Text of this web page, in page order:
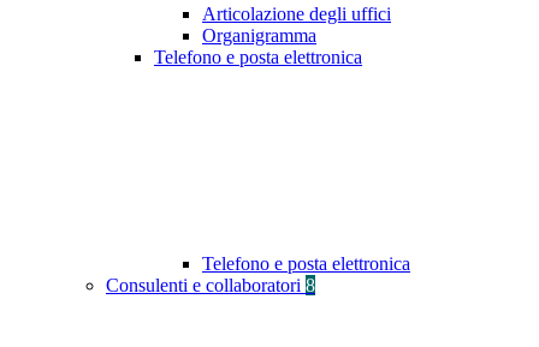
Articolazione degli uffici
Organigramma
Telefono e posta elettronica
Telefono e posta elettronica
Consulenti e collaboratori 8